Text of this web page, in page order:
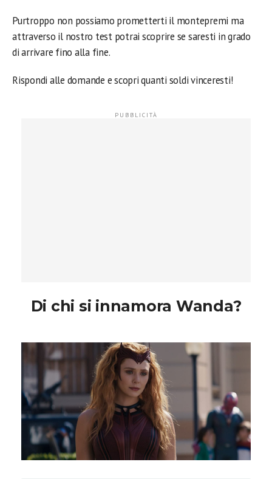
Purtroppo non possiamo prometterti il montepremi ma
attraverso il nostro test potrai scoprire se saresti in grado
di arrivare fino alla fine.
Rispondi alle domande e scopri quanti soldi vinceresti!
Di chi si innamora Wanda?